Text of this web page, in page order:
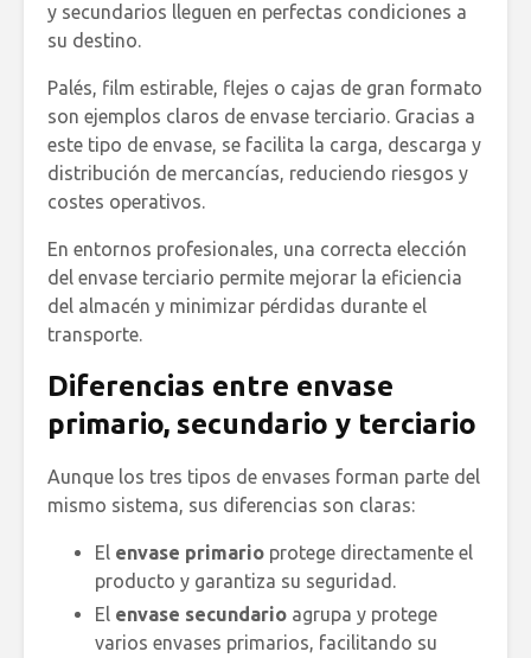
y secundarios lleguen en perfectas condiciones a
su destino.
Palés, film estirable, flejes o cajas de gran formato
son ejemplos claros de envase terciario. Gracias a
este tipo de envase, se facilita la carga, descarga y
distribución de mercancías, reduciendo riesgos y
costes operativos.
En entornos profesionales, una correcta elección
del envase terciario permite mejorar la eficiencia
del almacén y minimizar pérdidas durante el
transporte.
Diferencias entre envase
primario, secundario y terciario
Aunque los tres tipos de envases forman parte del
mismo sistema, sus diferencias son claras:
El envase primario protege directamente el
producto y garantiza su seguridad.
El envase secundario agrupa y protege
varios envases primarios, facilitando su